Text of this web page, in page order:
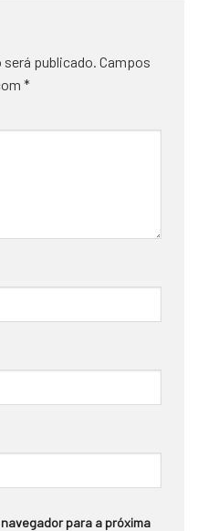
publicado. Campos
*
para a próxima